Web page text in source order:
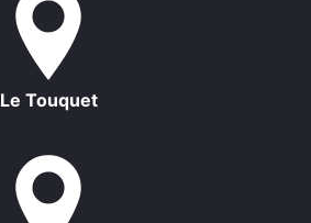
Le Touquet